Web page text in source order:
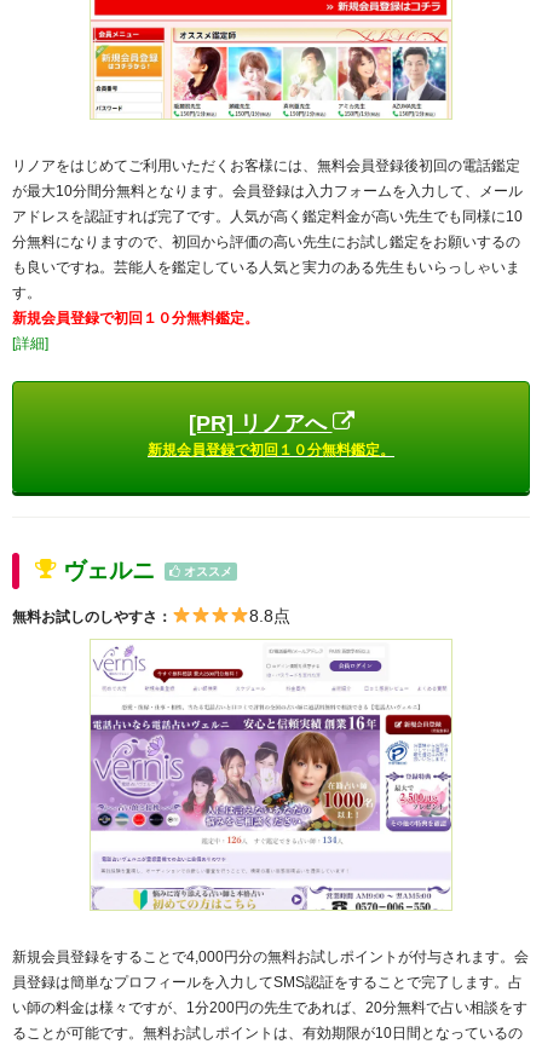
リノアをはじめてご利用いただくお客様には、無料会員登録後初回の電話鑑定
が最大10分間分無料となります。会員登録は入力フォームを入力して、メール
アドレスを認証すれば完了です。人気が高く鑑定料金が高い先生でも同様に10
分無料になりますので、初回から評価の高い先生にお試し鑑定をお願いするの
も良いですね。芸能人を鑑定している人気と実力のある先生もいらっしゃいま
す。
新規会員登録で初回１０分無料鑑定。
[詳細]
[PR] リノアへ
新規会員登録で初回１０分無料鑑定。
ヴェルニ オススメ
無料お試しのしやすさ： 8.8点
新規会員登録をすることで4,000円分の無料お試しポイントが付与されます。会
員登録は簡単なプロフィールを入力してSMS認証をすることで完了します。占
い師の料金は様々ですが、1分200円の先生であれば、20分無料で占い相談をす
ることが可能です。無料お試しポイントは、有効期限が10日間となっているの